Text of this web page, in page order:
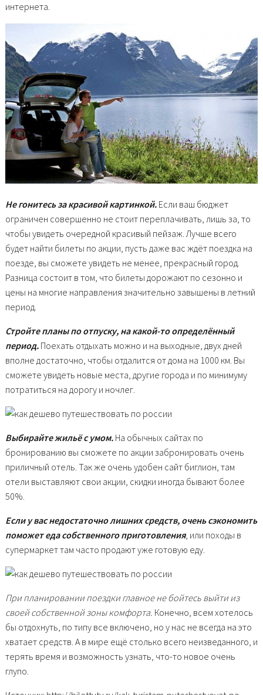
интернета.
Не гонитесь за красивой картинкой.Если ваш бюджет
ограничен совершенно не стоит переплачивать, лишь за, то
чтобы увидеть очередной красивый пейзаж. Лучше всего
будет найти билеты по акции, пусть даже вас ждёт поездка на
поезде, вы сможете увидеть не менее, прекрасный город.
Разница состоит в том, что билеты дорожают по сезонно и
цены на многие направления значительно завышены в летний
период.
Стройте планы по отпуску, на какой-то определённый
период. Поехать отдыхать можно и на выходные, двух дней
вполне достаточно, чтобы отдалится от дома на 1000 км. Вы
сможете увидеть новые места, другие города и по минимуму
потратиться на дорогу и ночлег.
Выбирайте жильё с умом.На обычных сайтах по
бронированию вы сможете по акции забронировать очень
приличный отель. Так же очень удобен сайт биглион, там
отели выставляют свои акции, скидки иногда бывают более
50%.
Если у вас недостаточно лишних средств, очень сэкономить
поможет еда собственного приготовления, или походы в
супермаркет там часто продают уже готовую еду.
При планировании поездки главное не бойтесь выйти из
своей собственной зоны комфорта. Конечно, всем хотелось
бы отдохнуть, по типу все включено, но у нас не всегда на это
хватает средств. А в мире ещё столько всего неизведанного, и
терять время и возможность узнать, что-то новое очень
глупо.